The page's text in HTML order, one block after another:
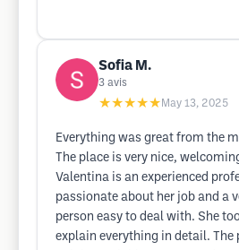
Sofia M.
3 avis
★★★★★ May 13, 2025
Everything was great from the
The place is very nice,
Valentina is an experienced
passionate about her job and a
person easy to deal with. She
explain everything in detail. The